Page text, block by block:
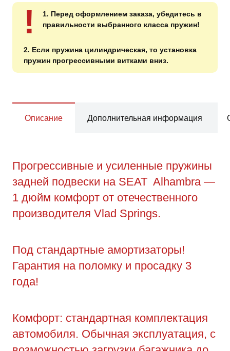
!
1. Перед оформлением заказа, убедитесь в
правильности выбранного класса пружин!
2. Если пружина цилиндрическая, то установка
пружин прогрессивными витками вниз.
Описание Дополнительная информация
Прогрессивные и усиленные пружины
задней подвески на SEAT Alhambra —
1 дюйм комфорт от отечественного
производителя Vlad Springs.
Под стандартные амортизаторы!
Гарантия на поломку и просадку 3
года!
Комфорт: стандартная комплектация
автомобиля. Обычная эксплуатация, с